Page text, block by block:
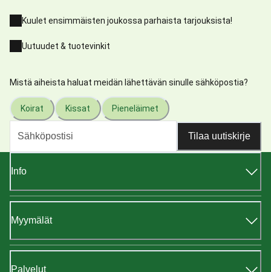
Kuulet ensimmäisten joukossa parhaista tarjouksista!
Uutuudet & tuotevinkit
Mistä aiheista haluat meidän lähettävän sinulle sähköpostia?
Koirat Kissat Pieneläimet
Tilaa uutiskirje
Info
Myymälät
Palvelut